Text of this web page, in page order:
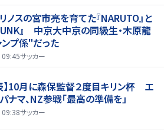
ノスの宮市亮を育てた『NARUTO』と
』 中京大中京の同級生・木原龍
プ係"だった
サッカー
】10月に森保監督２度目キリン杯 エ
ナマ、NZ参戦「最高の準備を」
サッカー